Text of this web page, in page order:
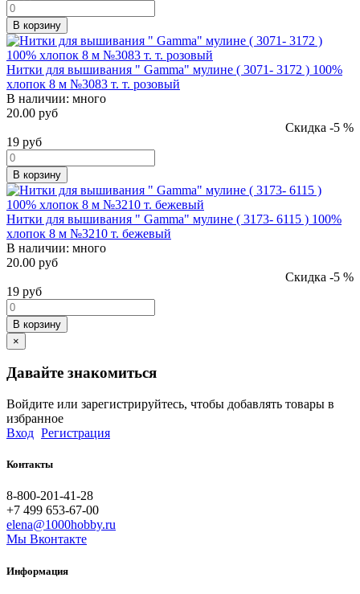
В корзину
Нитки для вышивания " Gamma" мулине ( 3071- 3172 ) 100%
хлопок 8 м №3083 т. т. розовый
В наличии: много
20.00 руб
Скидка -5 %
19 руб
В корзину
Нитки для вышивания " Gamma" мулине ( 3173- 6115 ) 100%
хлопок 8 м №3210 т. бежевый
В наличии: много
20.00 руб
Скидка -5 %
19 руб
В корзину
×
Давайте знакомиться
Войдите или зарегистрируйтесь, чтобы добавлять товары в
избранное
Вход Регистрация
Контакты
8-800-201-41-28
+7 499 653-67-00
elena@1000hobby.ru
Мы Вконтакте
Информация